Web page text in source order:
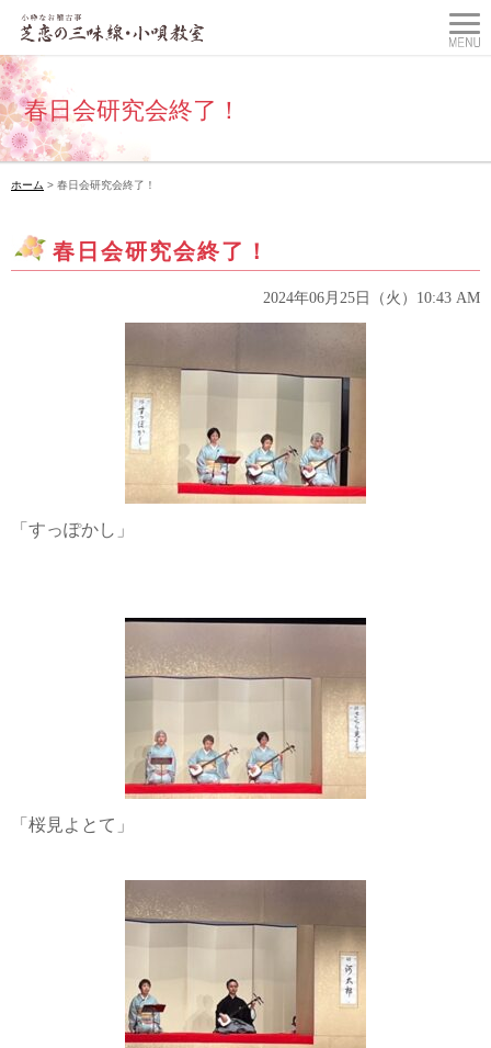
春日会研究会終了！
ホーム > 春日会研究会終了！
春日会研究会終了！
2024年06月25日（火）10:43 AM
「すっぽかし」
「桜見よとて」